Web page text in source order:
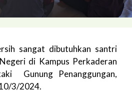
sangat dibutuhkan santri
di Kampus Perkaderan
Gunung Penanggungan,
3/2024.